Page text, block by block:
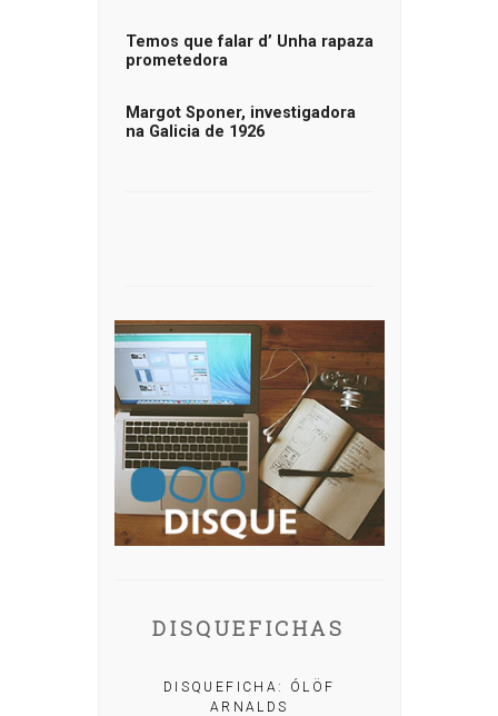
Temos que falar d’ Unha rapaza
prometedora
Margot Sponer, investigadora
na Galicia de 1926
DISQUEFICHAS
DISQUEFICHA: ÓLÖF
ARNALDS